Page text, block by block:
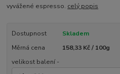
vyvážené espresso. celý popis
Dostupnost
Skladem
Měrná cena
158,33 Kč / 100g
velikost balení -